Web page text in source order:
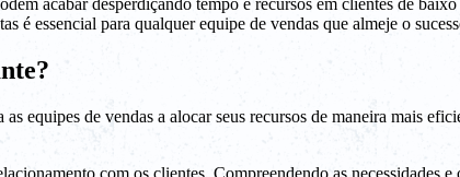
acabar desperdiçando tempo e recursos em clientes de
é essencial para qualquer equipe de vendas que almeje o
equipes de vendas a alocar seus recursos de maneira mais